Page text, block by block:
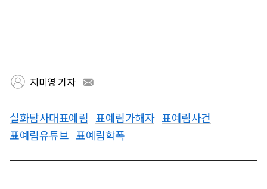
지미영 기자
실화탐사대표예림 표예림가해자 표예림사건
표예림유튜브 표예림학폭